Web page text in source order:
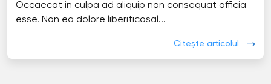
Occaecat in culpa ad aliquip non consequat officia
esse. Non ea dolore liberiticosal...
Citește articolul